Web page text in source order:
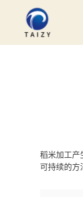
稻米加工产
可持续的方